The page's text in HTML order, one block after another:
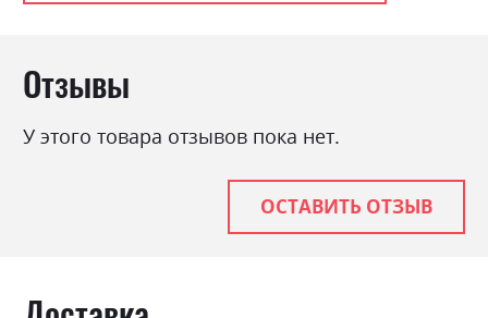
Отзывы
У этого товара отзывов пока нет.
ОСТАВИТЬ ОТЗЫВ